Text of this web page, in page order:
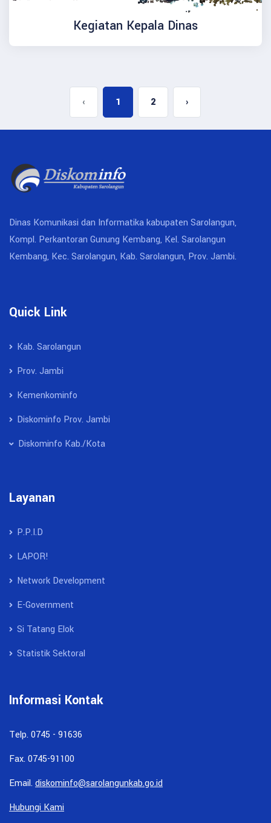
Kegiatan Kepala Dinas
‹ 1 2 ›
Dinas Komunikasi dan Informatika kabupaten Sarolangun,
Kompl. Perkantoran Gunung Kembang, Kel. Sarolangun
Kembang, Kec. Sarolangun, Kab. Sarolangun, Prov. Jambi.
Quick Link
Kab. Sarolangun
Prov. Jambi
Kemenkominfo
Diskominfo Prov. Jambi
Diskominfo Kab./Kota
Layanan
P.P.I.D
LAPOR!
Network Development
E-Government
Si Tatang Elok
Statistik Sektoral
Informasi Kontak
Telp. 0745 - 91636
Fax. 0745-91100
Email.diskominfo@sarolangunkab.go.id
Hubungi Kami